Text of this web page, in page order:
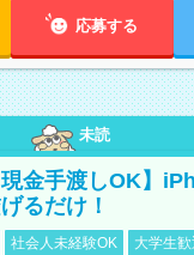
応募する
未読
現金手渡しOK】
るだけ！
社会人未経験OK 大学生歓